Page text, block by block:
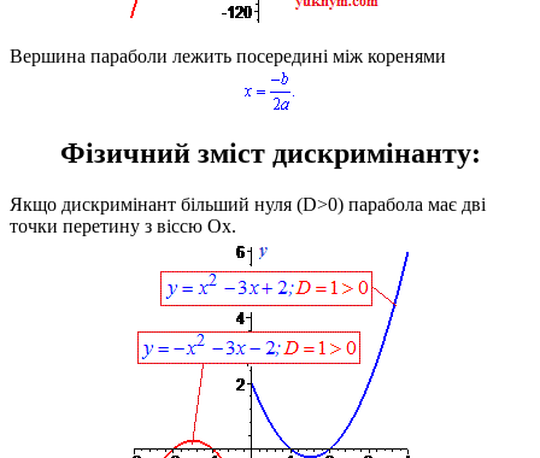
Вершина параболи лежить посередині між коренями
Фізичний зміст дискримінанту:
Якщо дискримінант більший нуля (D>0) парабола має дві
точки перетину з віссю Ox.